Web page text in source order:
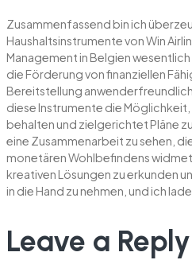
Zusammenfassend bin ich
Haushaltsinstrumente von Win
Management in Belgien
die Förderung von finanziellen
Bereitstellung
diese Instrumente die Möglichkeit,
behalten und zielgerichtet Pläne
eine Zusammenarbeit zu sehen,
monetären Wohlbefindens
kreativen Lösungen zu erkunden
in die Hand zu nehmen, und ich
Leave a Reply